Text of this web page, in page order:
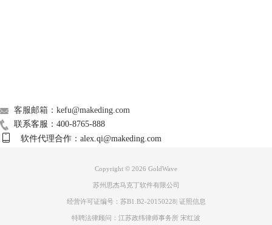
goldwave合成音频的操作：
在goldwave中打开想要合成的几段音频。
客服邮箱：kefu@makeding.com
联系客服：400-8765-888
软件代理合作：alex.qi@makeding.com
Copyright © 2026 GoldWave
苏州思杰马克丁软件有限公司
经营许可证编号：苏B1.B2-20150228| 证照信息
特聘法律顾问：江苏政纬律师事务所 宋红波